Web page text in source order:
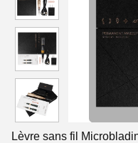
Lèvre sans fil